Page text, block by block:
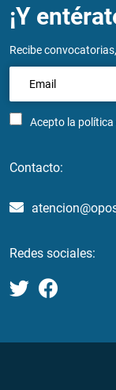
¡Y
Recibe
Acepto la política
Contacto:
Redes sociales: